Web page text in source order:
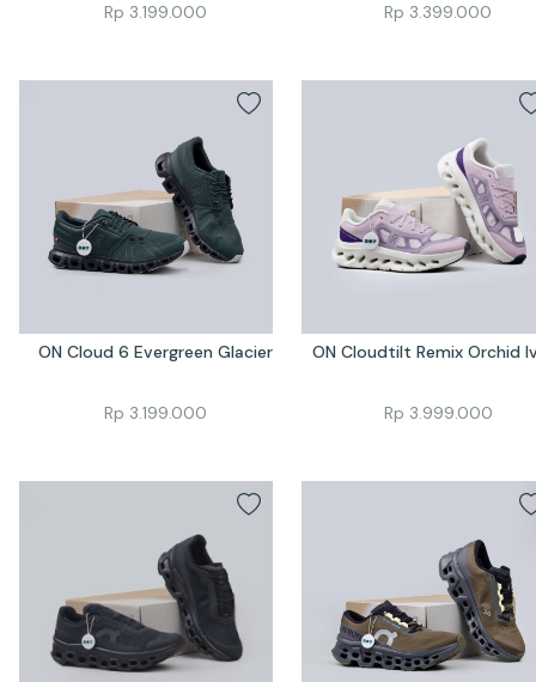
Rp 3.199.000 Rp 3.399.000
ON Cloud 6 Evergreen Glacier
Rp 3.199.000
ON Cloudtilt Remix Orchid
Rp 3.999.000